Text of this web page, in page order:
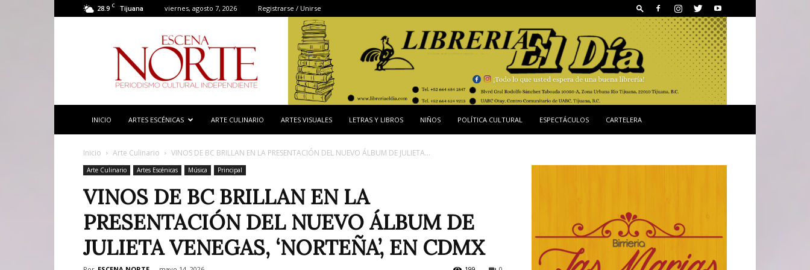
28.9 C Tijuana viernes, agosto 7, 2026 Registrarse / Unirse
Norte
INICIO ARTES ESCÉNICAS ARTE CULINARIO ARTES VISUALES LETRAS Y LIBROS NIÑOS POLÍTICA CULTURAL ESPECTÁCULOS CARTELERA
Inicio Arte Culinario VINOS DE BC BRILLAN EN LA PRESENTACIÓN DEL NUEVO ÁLBUM DE JULIETA...
Arte Culinario Artes Escénicas Música Principal
VINOS DE BC BRILLAN EN LA
PRESENTACIÓN DEL NUEVO ÁLBUM DE
JULIETA VENEGAS, ‘NORTEÑA’, EN CDMX